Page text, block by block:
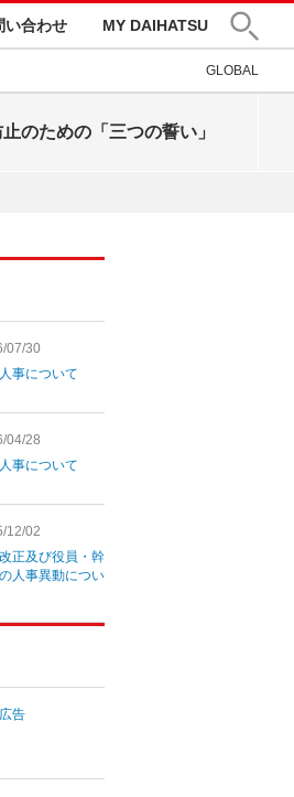
い合わせ MY DAIHATSU
GLOBAL
のための「三つの誓い」
07/30
事について
04/28
事について
12/02
正及び役員・幹
人事異動につい
告